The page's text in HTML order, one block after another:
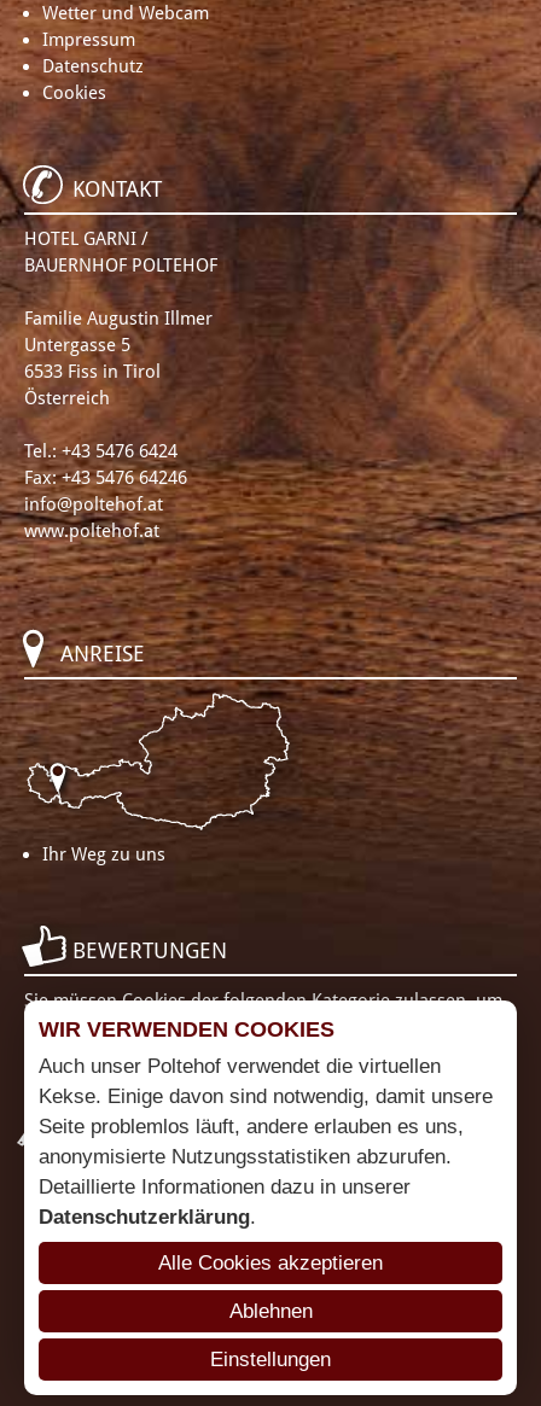
Wetter und Webcam
Impressum
Datenschutz
Cookies
KONTAKT
HOTEL GARNI /
BAUERNHOF POLTEHOF
Familie Augustin Illmer
Untergasse 5
6533 Fiss in Tirol
Österreich
Tel.:+43 5476 6424
Fax: +43 5476 64246
info@poltehof.at
www.poltehof.at
ANREISE
Ihr Weg zu uns
BEWERTUNGEN
Sie müssen Cookies der folgenden Kategorie zulassen, um
diesen Inhalt zu sehen: Funktionalität
ändern
PARTNER
WIR VERWENDEN COOKIES
Auch unser Poltehof verwendet die virtuellen
Kekse. Einige davon sind notwendig, damit unsere
Seite problemlos läuft, andere erlauben es uns,
anonymisierte Nutzungsstatistiken abzurufen.
Detaillierte Informationen dazu in unserer
Datenschutzerklärung.
Alle Cookies akzeptieren
Ablehnen
Einstellungen